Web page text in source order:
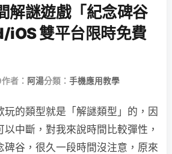
解謎遊戲「紀念碑谷
雙平台限時免費
作者： 阿湯分類： 手機應用教學
玩的類型就是「解謎類型」的，因
中斷，對我來說時間比較彈性，
碑谷，很久一段時間沒注意，原來